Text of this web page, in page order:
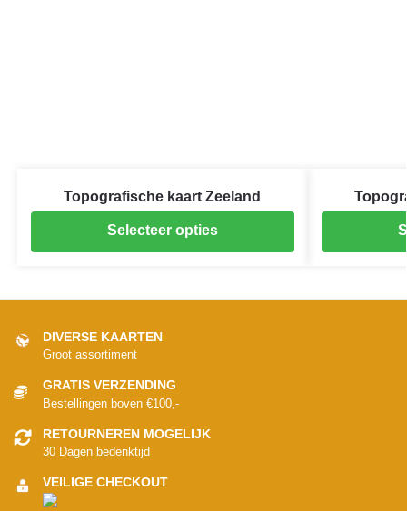
Topografische kaart Zeeland
Selecteer opties
DIVERSE KAARTEN
Groot assortiment
GRATIS VERZENDING
Bestellingen boven €100,-
RETOURNEREN MOGELIJK
30 Dagen bedenktijd
VEILIGE CHECKOUT